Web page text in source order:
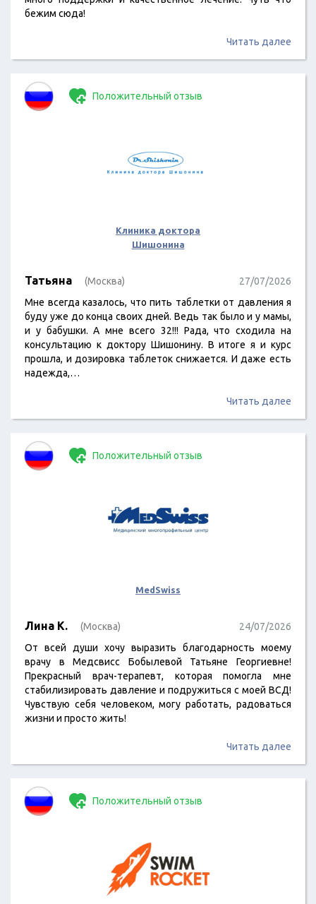
бежим сюда!
Читать далее
Положительный отзыв
Клиника доктора
Шишонина
Татьяна (Москва)
27/07/2026
Мне всегда казалось, что пить таблетки от давления я
буду уже до конца своих дней. Ведь так было и у мамы,
и у бабушки. А мне всего 32!!! Рада, что сходила на
консультацию к доктору Шишонину. В итоге я и курс
прошла, и дозировка таблеток снижается. И даже есть
надежда,…
Читать далее
Положительный отзыв
MedSwiss
Лина К. (Москва)
24/07/2026
От всей души хочу выразить благодарность моему
врачу в Медсвисс Бобылевой Татьяне Георгиевне!
Прекрасный врач-терапевт, которая помогла мне
стабилизировать давление и подружиться с моей ВСД!
Чувствую себя человеком, могу работать, радоваться
жизни и просто жить!
Читать далее
Положительный отзыв